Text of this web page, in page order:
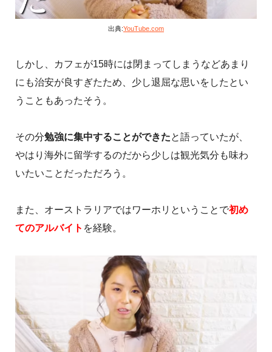
出典:YouTube.com
しかし、カフェが15時には閉まってしまうなどあまり
にも治安が良すぎたため、少し退屈な思いをしたとい
うこともあったそう。
その分勉強に集中することができたと語っていたが、
やはり海外に留学するのだから少しは観光気分も味わ
いたいことだっただろう。
また、オーストラリアではワーホリということで初め
てのアルバイト を経験。